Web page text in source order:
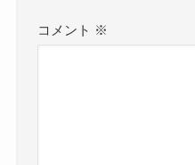
コメント ※